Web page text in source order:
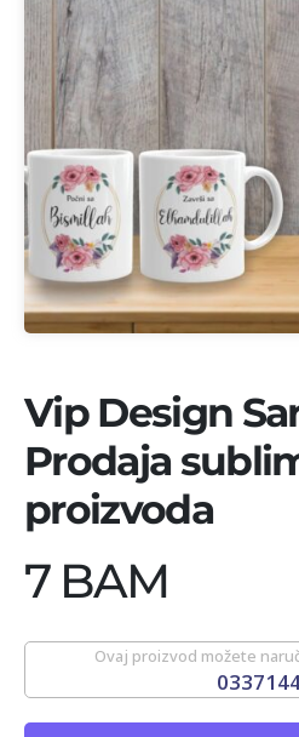
Vip Design
Prodaja
proizvoda
7 BAM
Ovaj proizvod možete